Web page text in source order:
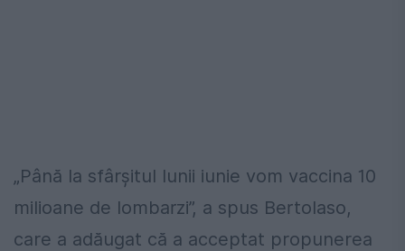
„Până la sfârșitul lunii iunie vom vaccina 10
milioane de lombarzi”, a spus Bertolaso,
care a adăugat că a acceptat propunerea